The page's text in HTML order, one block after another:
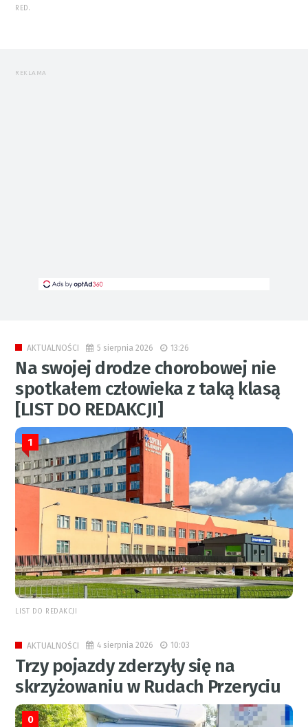
RED.
REKLAMA
AKTUALNOŚCI 5 sierpnia 2026 13:26
Na swojej drodze chorobowej nie
spotkałem człowieka z taką klasą
[LIST DO REDAKCJI]
1
LIST DO REDAKCJI
AKTUALNOŚCI 4 sierpnia 2026 10:03
Trzy pojazdy zderzyły się na
skrzyżowaniu w Rudach Przeryciu
0